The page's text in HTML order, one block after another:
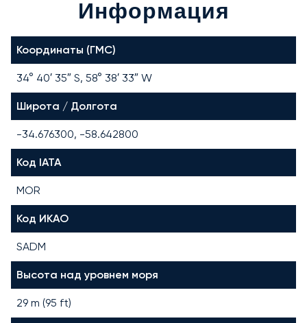
Информация
Координаты (ГМС)
34° 40′ 35″ S, 58° 38′ 33″ W
Широта / Долгота
-34.676300, -58.642800
Код IATA
MOR
Код ИКАО
SADM
Высота над уровнем моря
29 m (95 ft)